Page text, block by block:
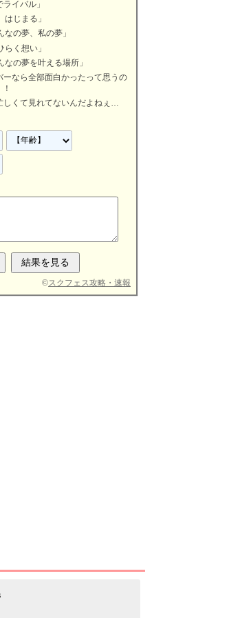
イバル」
はじまる」
なの夢、私の夢」
らく想い」
なの夢を叶える場所」
ーなら全部面白かったって思うの
しくて見れてないんだよねぇ…
©スクフェス攻略・速報